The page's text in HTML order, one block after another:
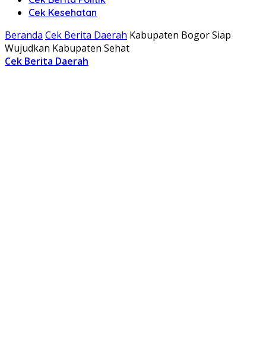
Cek Kesehatan
Beranda Cek Berita Daerah Kabupaten Bogor Siap
Wujudkan Kabupaten Sehat
Cek Berita Daerah